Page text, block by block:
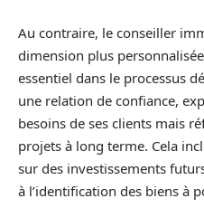
Au contraire, le conseiller
dimension plus
essentiel dans le processus
une relation de confiance,
besoins de ses clients mais
projets à long terme. Cela
sur des investissements
à l’identification des biens à